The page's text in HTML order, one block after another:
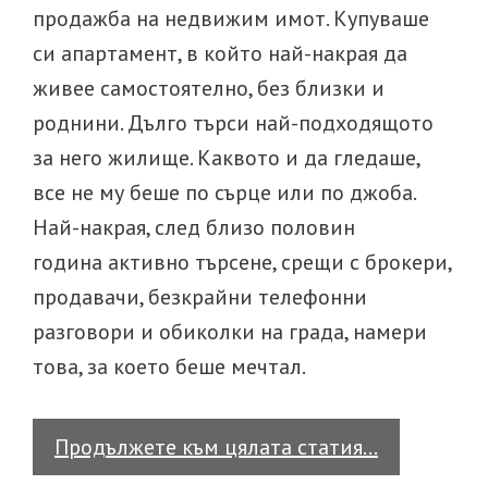
продажба на недвижим имот. Купуваше
си апартамент, в който най-накрая да
живее самостоятелно, без близки и
роднини. Дълго търси най-подходящото
за него жилище. Каквото и да гледаше,
все не му беше по сърце или по джоба.
Най-накрая, след близо половин
година активно търсене, срещи с брокери,
продавачи, безкрайни телефонни
разговори и обиколки на града, намери
това, за което беше мечтал.
Продължете към цялата статия…